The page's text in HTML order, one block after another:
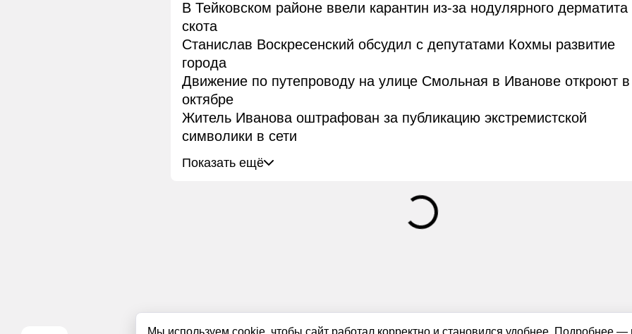
Мы используем cookie, чтобы сайт работал корректно и становился удобнее. Подробнее
В Тейковском районе ввели карантин из-за нодулярного дерматита
скота
Станислав Воскресенский обсудил с депутатами Кохмы развитие
города
Движение по путепроводу на улице Смольная в Иванове откроют в
октябре
Житель Иванова оштрафован за публикацию экстремистской
символики в сети
Показать ещё